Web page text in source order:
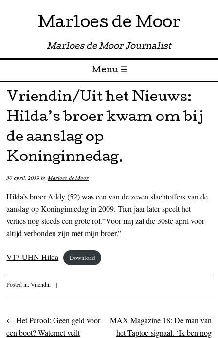
Marloes de Moor
Marloes de Moor Journalist
Menu ☰
Skip to content
Vriendin/Uit het Nieuws:
Hilda’s broer kwam om bij
de aanslag op
Koninginnedag.
30 april, 2019byMarloes de Moor
Hilda’s broer Addy (52) was een van de zeven slachtoffers van de
aanslag op Koninginnedag in 2009. Tien jaar later speelt het
verlies nog steeds een grote rol.“Voor mij zal die 30ste april voor
altijd verbonden zijn met mijn broer.”
V17 UHN Hilda Download
Posted in:Vriendin |
Post navigation
← Het Parool: Geen geld voor
een boot? Waternet veilt
MAX Magazine 18: De man van
het Taptoe-signaal. ‘Ik ben nog